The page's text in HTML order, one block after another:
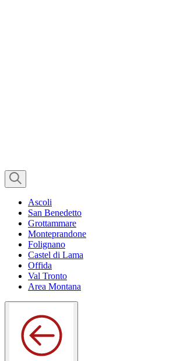
Ascoli
San Benedetto
Grottammare
Monteprandone
Folignano
Castel di Lama
Offida
Val Tronto
Area Montana